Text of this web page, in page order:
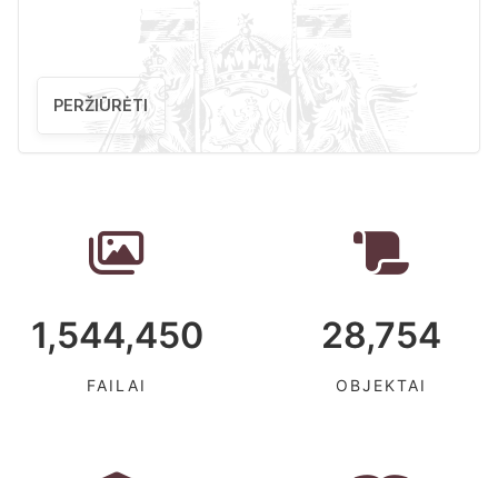
PERŽIŪRĖTI
1,544,450
FAILAI
28,754
OBJEKTAI